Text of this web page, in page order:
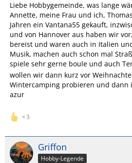
Liebe Hobbygemeinde, was lange
Annette, meine Frau und ich,
Jahren ein Vantana55 gekauft,
und von Hannover aus haben wir
bereist und waren auch in Italien
Musik, machen auch schon mal
spiele sehr gerne boule und auch
wollen wir dann kurz vor
Wintercamping probieren und dann
azur
3
Griffon
Hobby-Legende